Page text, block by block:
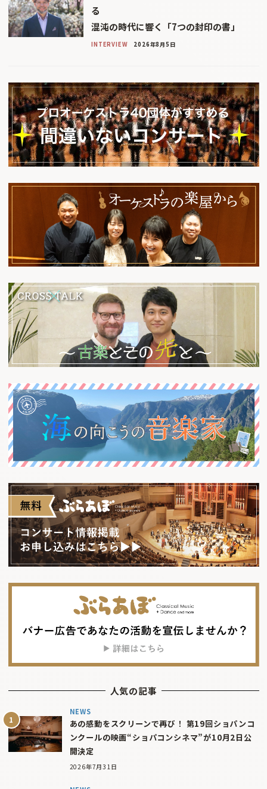
る
混沌の時代に響く「7つの封印の書」
INTERVIEW 2026年8月5日
人気の記事
NEWS
あの感動をスクリーンで再び！ 第19回ショパンコ
ンクールの映画“ショパコンシネマ”が10月2日公
開決定
2026年7月31日